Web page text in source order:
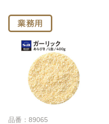
品番：89065